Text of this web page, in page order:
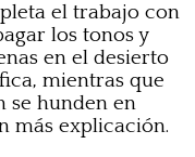
el trabajo con
los tonos y
en el desierto
mientras que
se hunden en
más explicación.